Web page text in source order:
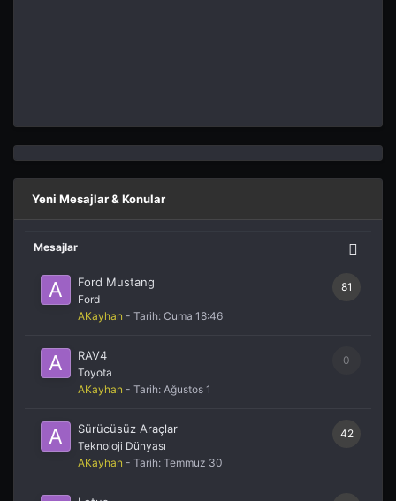
Yeni Mesajlar & Konular
Mesajlar
81
Ford Mustang
Ford
AKayhan - Tarih: Cuma 18:46
0
RAV4
Toyota
AKayhan - Tarih: Ağustos 1
42
Sürücüsüz Araçlar
Teknoloji Dünyası
AKayhan - Tarih: Temmuz 30